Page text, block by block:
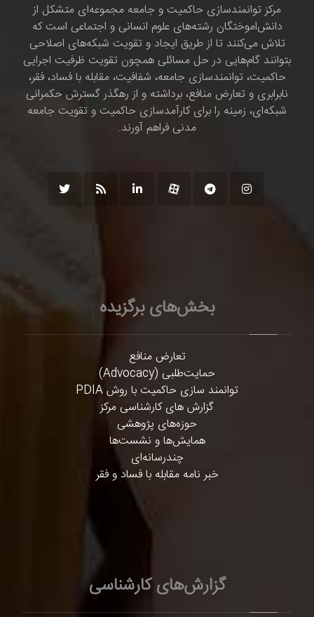
مرکز توانمندسازی حاکمیت و جامعه مجموعه‌ای متشکل از
دانش‌اموختگان رشته‌های علوم انسانی و اجتماعی است که
تلاش می‌کنند تا از طریق ایجاد و تقویت شبکه‌های اصلاحی
بتوانند گام‌هایی در حل مسائلی همچون تقویت ظرفیت اجرایی
حاکمیت، توانمندسازی جامعه، شفافیت، مقابله با فساد، فقر،
نابرابری و تعارض منافع، برداشته و از رهگذر گسترش حکمرانی
شبکه‌ای، زمینه را برای کارآمدسازی حاکمیت و تقویت جامعه
مدنی فراهم آورند.
بخش‌های برگزیده
تعارض منافع
حمایت‌طلبی (Advocacy)
توانمند سازی حاکمیت با روش PDIA
گزارش های کارشناسی مرکز
حوزه‌های پژوهشی
همایش‌ها و نشست‌ها
چندرسانه‌ای
خبر نامه مقابله با فساد و فقر
گزارش‌های کارشناسی